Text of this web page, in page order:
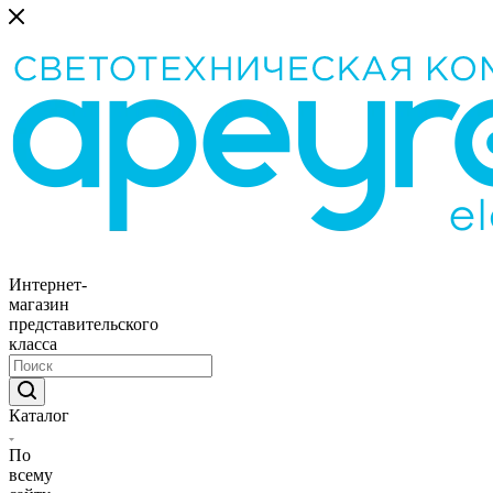
Интернет-
магазин
представительского
класса
Каталог
По
всему